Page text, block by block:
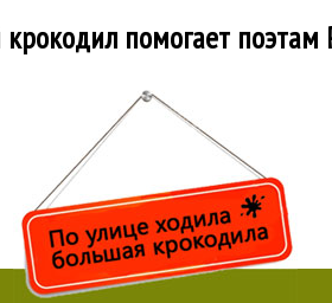
помогает поэтам